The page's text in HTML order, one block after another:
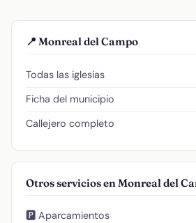
📍 Monreal del Campo
Todas las iglesias
Ficha del municipio
Callejero completo
Otros servicios en Monreal del
🅿️ Aparcamientos